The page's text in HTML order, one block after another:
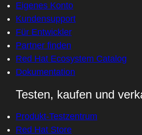
Eigenes Konto
Kundensupport
Für Entwickler
Partner finden
Red Hat Ecosystem Catalog
Dokumentation
Testen, kaufen und
Produkt-Testzentrum
Red Hat Store